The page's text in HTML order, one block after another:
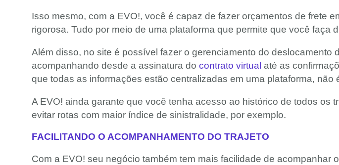
Isso mesmo, com a EVO!, você é capaz de fazer orçamentos de frete
rigorosa. Tudo por meio de uma plataforma que permite que você faça
Além disso, no site é possível fazer o gerenciamento do deslocamento
acompanhando desde a assinatura do contrato virtual até as
que todas as informações estão centralizadas em uma plataforma, não
A EVO! ainda garante que você tenha acesso ao histórico de todos
evitar rotas com maior índice de sinistralidade, por exemplo.
FACILITANDO O ACOMPANHAMENTO DO TRAJETO
Com a EVO! seu negócio também tem mais facilidade de acompanhar